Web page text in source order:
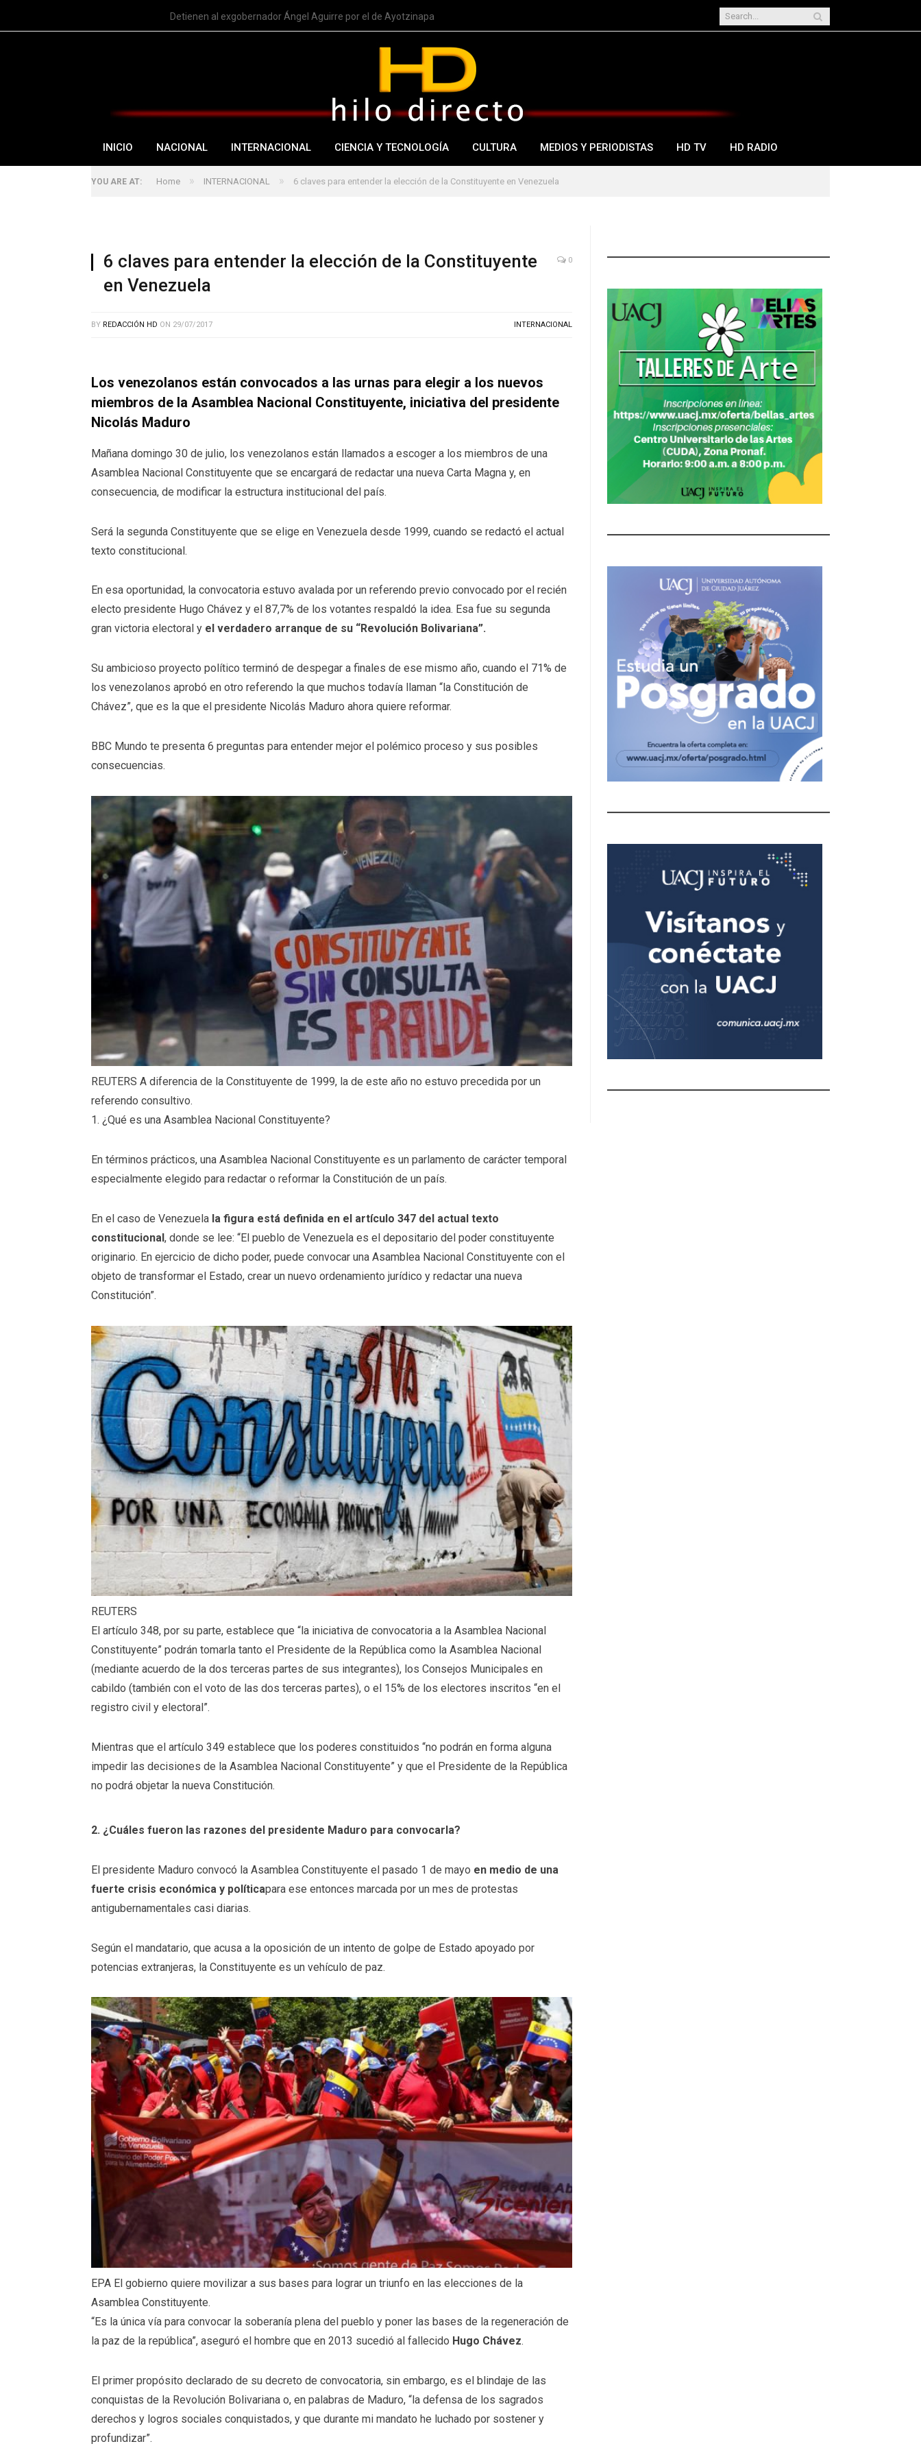
Detienen al exgobernador Ángel Aguirre por el de Ayotzinapa
INICIO NACIONAL INTERNACIONAL CIENCIA Y TECNOLOGÍA CULTURA MEDIOS Y PERIODISTAS HD TV HD RADIO
YOU ARE AT: Home » INTERNACIONAL » 6 claves para entender la elección de la Constituyente en Venezuela
6 claves para entender la elección de la Constituyente
en Venezuela
0
BY REDACCIÓN HD ON 29/07/2017 INTERNACIONAL
Los venezolanos están convocados a las urnas para elegir a los nuevos
miembros de la Asamblea Nacional Constituyente, iniciativa del presidente
Nicolás Maduro
Mañana domingo 30 de julio, los venezolanos están llamados a escoger a los miembros de una
Asamblea Nacional Constituyente que se encargará de redactar una nueva Carta Magna y, en
consecuencia, de modificar la estructura institucional del país.
Será la segunda Constituyente que se elige en Venezuela desde 1999, cuando se redactó el actual
texto constitucional.
En esa oportunidad, la convocatoria estuvo avalada por un referendo previo convocado por el recién
electo presidente Hugo Chávez y el 87,7% de los votantes respaldó la idea. Esa fue su segunda
gran victoria electoral y el verdadero arranque de su “Revolución Bolivariana”.
Su ambicioso proyecto político terminó de despegar a finales de ese mismo año, cuando el 71% de
los venezolanos aprobó en otro referendo la que muchos todavía llaman “la Constitución de
Chávez”, que es la que el presidente Nicolás Maduro ahora quiere reformar.
BBC Mundo te presenta 6 preguntas para entender mejor el polémico proceso y sus posibles
consecuencias.
REUTERS A diferencia de la Constituyente de 1999, la de este año no estuvo precedida por un
referendo consultivo.
1. ¿Qué es una Asamblea Nacional Constituyente?
En términos prácticos, una Asamblea Nacional Constituyente es un parlamento de carácter temporal
especialmente elegido para redactar o reformar la Constitución de un país.
En el caso de Venezuela la figura está definida en el artículo 347 del actual texto
constitucional, donde se lee: “El pueblo de Venezuela es el depositario del poder constituyente
originario. En ejercicio de dicho poder, puede convocar una Asamblea Nacional Constituyente con el
objeto de transformar el Estado, crear un nuevo ordenamiento jurídico y redactar una nueva
Constitución”.
REUTERS
El artículo 348, por su parte, establece que “la iniciativa de convocatoria a la Asamblea Nacional
Constituyente” podrán tomarla tanto el Presidente de la República como la Asamblea Nacional
(mediante acuerdo de la dos terceras partes de sus integrantes), los Consejos Municipales en
cabildo (también con el voto de las dos terceras partes), o el 15% de los electores inscritos “en el
registro civil y electoral”.
Mientras que el artículo 349 establece que los poderes constituidos “no podrán en forma alguna
impedir las decisiones de la Asamblea Nacional Constituyente” y que el Presidente de la República
no podrá objetar la nueva Constitución.
2. ¿Cuáles fueron las razones del presidente Maduro para convocarla?
El presidente Maduro convocó la Asamblea Constituyente el pasado 1 de mayo en medio de una
fuerte crisis económica y políticapara ese entonces marcada por un mes de protestas
antigubernamentales casi diarias.
Según el mandatario, que acusa a la oposición de un intento de golpe de Estado apoyado por
potencias extranjeras, la Constituyente es un vehículo de paz.
EPA El gobierno quiere movilizar a sus bases para lograr un triunfo en las elecciones de la
Asamblea Constituyente.
“Es la única vía para convocar la soberanía plena del pueblo y poner las bases de la regeneración de
la paz de la república”, aseguró el hombre que en 2013 sucedió al fallecido Hugo Chávez.
El primer propósito declarado de su decreto de convocatoria, sin embargo, es el blindaje de las
conquistas de la Revolución Bolivariana o, en palabras de Maduro, “la defensa de los sagrados
derechos y logros sociales conquistados, y que durante mi mandato he luchado por sostener y
profundizar”.